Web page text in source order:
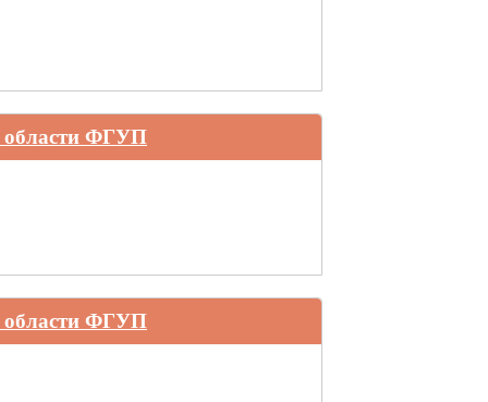
области ФГУП
области ФГУП